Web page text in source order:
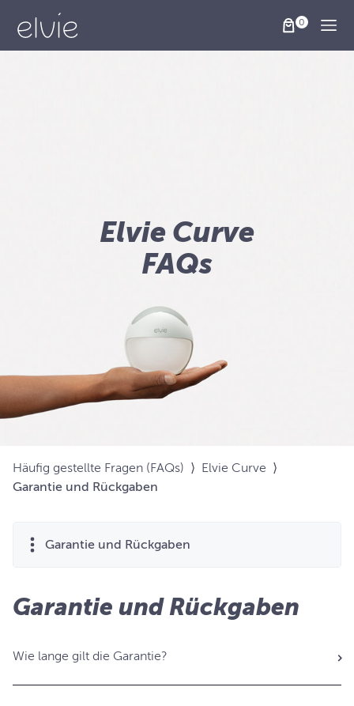
Elvie Curve
FAQs
Häufig gestellte Fragen (FAQs) ⟩ Elvie Curve ⟩
Garantie und Rückgaben
Garantie und Rückgaben
Garantie und Rückgaben
Wie lange gilt die Garantie?